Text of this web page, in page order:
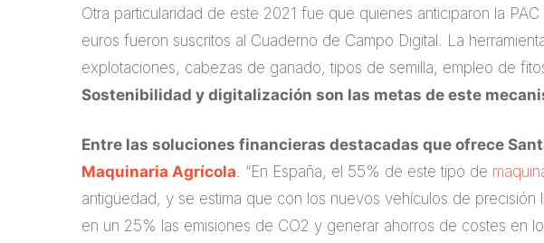
Otra particularidad de este 2021 fue que quienes anticiparon la
euros fueron suscritos al Cuaderno de Campo Digital. La
explotaciones, cabezas de ganado, tipos de semilla, empleo de
Sostenibilidad y digitalización son las metas de este
Entre las soluciones financieras destacadas que ofrece
Maquinaria Agrícola. “En España, el 55% de este tipo de
antigüedad, y se estima que con los nuevos vehículos de precisión
en un 25% las emisiones de CO2 y generar ahorros de costes en